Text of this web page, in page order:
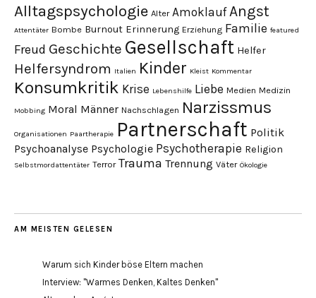
Alltagspsychologie Alter Amoklauf Angst
Attentäter Bombe Burnout Erinnerung Erziehung Familie featured
Freud Geschichte Gesellschaft Helfer
Helfersyndrom Italien Kinder Kleist Kommentar
Konsumkritik Krise Lebenshilfe Liebe Medien Medizin
Mobbing Moral Männer Nachschlagen Narzissmus
Organisationen Paartherapie Partnerschaft Politik
Psychoanalyse Psychologie Psychotherapie Religion
Selbstmordattentäter Terror Trauma Trennung Väter Ökologie
AM MEISTEN GELESEN
Warum sich Kinder böse Eltern machen
Interview: "Warmes Denken, Kaltes Denken"